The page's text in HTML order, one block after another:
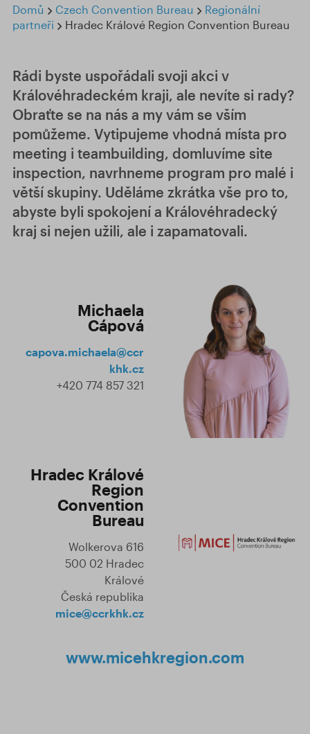
Domů Czech Convention Bureau
Regionální
partneři
Hradec Králové Region Convention Bureau
Rádi byste uspořádali svoji akci v
Královéhradeckém kraji, ale nevíte si rady?
Obraťte se na nás a my vám se vším
pomůžeme. Vytipujeme vhodná místa pro
meeting i teambuilding, domluvíme site
inspection, navrhneme program pro malé i
větší skupiny. Uděláme zkrátka vše pro to,
abyste byli spokojení a Královéhradecký
kraj si nejen užili, ale i zapamatovali.
Michaela
Cápová
capova.michaela@ccr
khk.cz
+420 774 857 321
Hradec Králové
Region
Convention
Bureau
Wolkerova 616
500 02 Hradec
Králové
Česká republika
mice@ccrkhk.cz
www.micehkregion.com